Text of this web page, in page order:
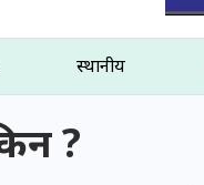
स्थानीय
?